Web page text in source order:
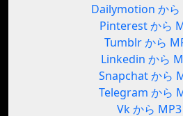
Dailymotion から
Pinterest から
Tumblr から
Linkedin から
Snapchat から
Telegram から
Vk から